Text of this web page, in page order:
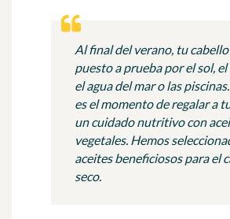
Al final del verano, tu
puesto a prueba por el sol,
el agua del mar o las
es el momento de regalar a
un cuidado nutritivo con
vegetales. Hemos
aceites beneficiosos para el
seco.